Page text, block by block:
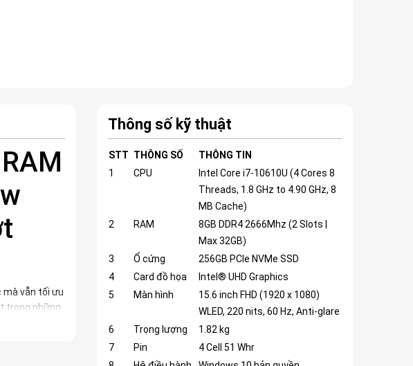
Thông số kỹ thuật
STT THÔNG SỐ
THÔNG TIN
1
CPU
Intel Core i7-10610U (4 Cores 8
Threads, 1.8 GHz to 4.90 GHz, 8
MB Cache)
2
RAM
8GB DDR4 2666Mhz (2 Slots |
Max 32GB)
3
Ổ cứng
256GB PCIe NVMe SSD
4
Card đồ họa
Intel® UHD Graphics
5
Màn hình
15.6 inch FHD (1920 x 1080)
WLED, 220 nits, 60 Hz, Anti-glare
6
Trọng lượng
1.82 kg
7
Pin
4 Cell 51 Whr
mà vẫn tối ưu
trong những